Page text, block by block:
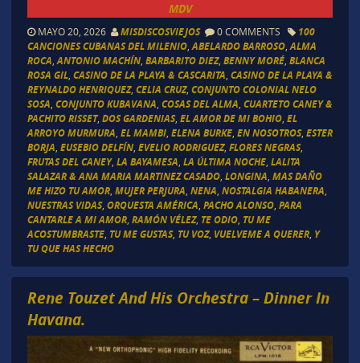
MDV
MAYO 20, 2026 MISDISCOSVIEJOS 0 COMMENTS
100
CANCIONES CUBANAS DEL MILENIO, ABELARDO BARROSO, ALMA
ROCA ANTONIO MACHÍN, BARBARITO DIEZ, BENNY MORÉ, BLANCA
ROSA GIL, CASINO DE LA PLAYA & CASCARITA CASINO DE LA PLAYA &
REYNALDO HENRIQUEZ, CELIA CRUZ, CONJUNTO COLONIAL NELO
SOSA CONJUNTO KUBAVANA COSAS DEL ALMA CUARTETO CANEY &
PACHITO RISSET, DOS GARDENIAS, EL AMOR DE MI BOHIO, EL
ARROYO MURMURA EL MAMBI, ELENA BURKE, EN NOSOTROS, ESTER
BORJA EUSEBIO DELFÍN, EVELIO RODRIGUEZ, FLORES NEGRAS,
FRUTAS DEL CANEY, LA BAYAMESA LA ÚLTIMA NOCHE, LALITA
SALAZAR & ANA MARIA MARTINEZ CASADO, LONGINA MAS DAÑO
ME HIZO TU AMOR, MUJER PERJURA NENA NOSTALGIA HABANERA
NUESTRAS VIDAS, ORQUESTA AMÉRICA PACHO ALONSO, PARA
CANTARLE A MI AMOR, RAMÓN VÉLEZ, TE ODIO, TU ME
ACOSTUMBRASTE, TU ME GUSTAS, TU VOZ, VUELVEME A QUERER, Y
TU QUE HAS HECHO
Rene Touzet And His Orchestra – Dinner In
Havana.